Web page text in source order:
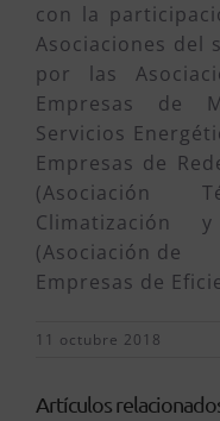
con la
Asociaciones del
por las
Empresas de
Servicios
Empresas de
(Asociación
Climatización
(Asociación de
Empresas de
11 octubre 2018
Artículos